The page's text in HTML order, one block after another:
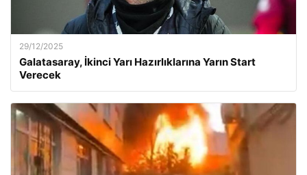
29/12/2025
Galatasaray, İkinci Yarı Hazırlıklarına Yarın Start
Verecek